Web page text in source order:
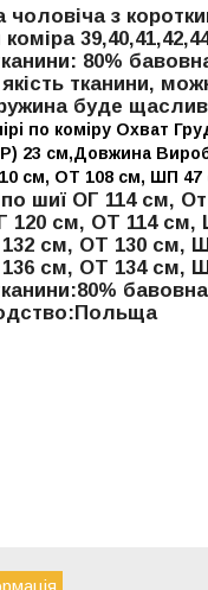
чоловіча з
коміра
80%
тканини,
буде
по коміру Охват
23 см,Довжина
см, ОТ 108 см, ШП
шиї ОГ 114 см,
120 см, ОТ 114
132 см, ОТ 130 см,
136 см, ОТ 134 см,